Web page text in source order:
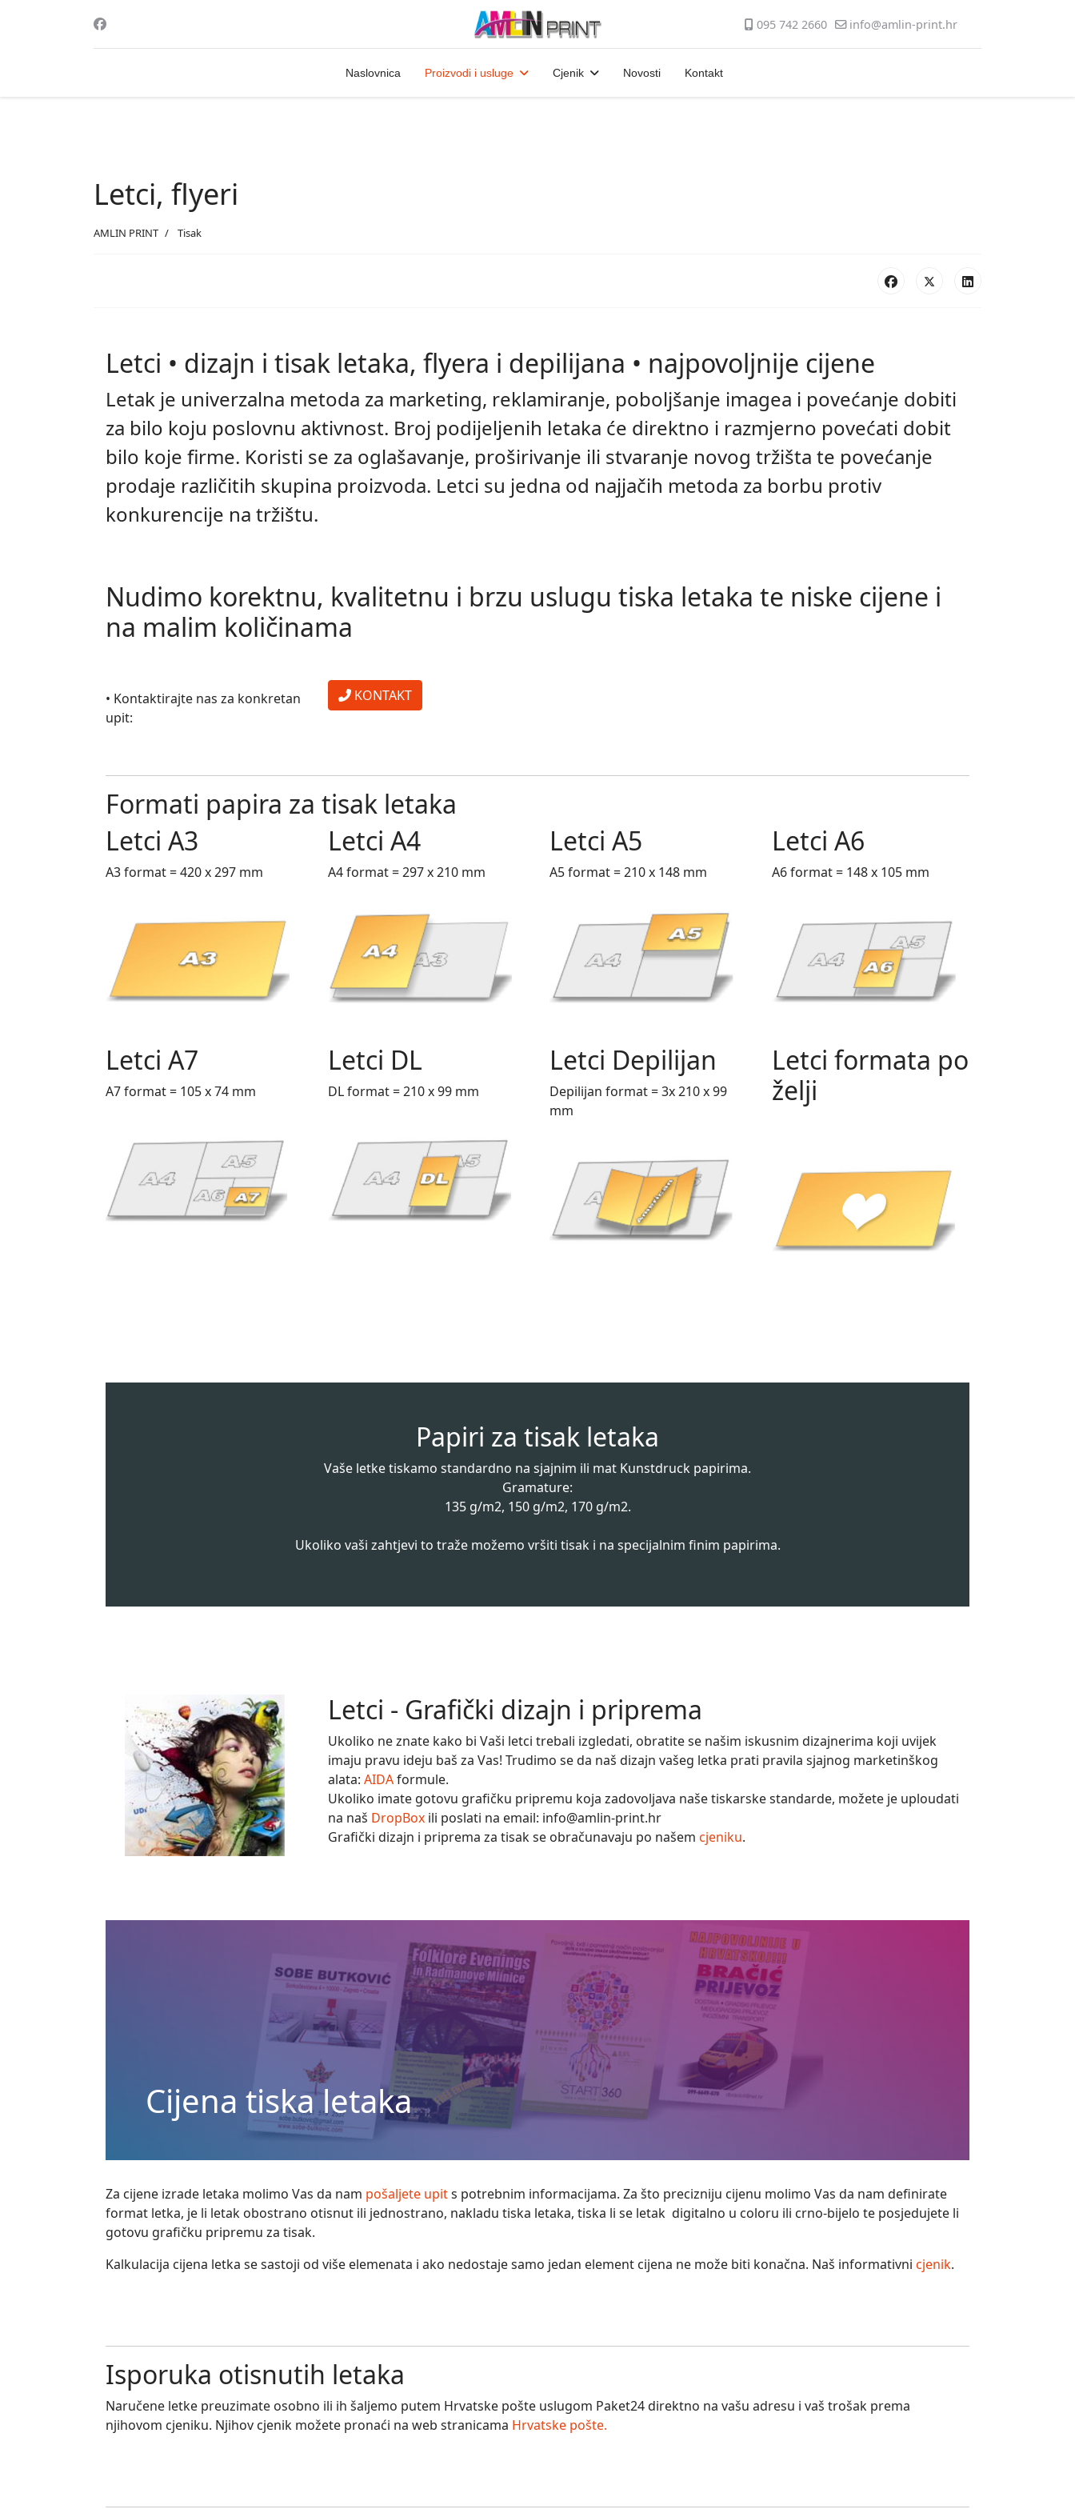
095 742 2660 info@amlin-print.hr
Naslovnica Proizvodi i usluge Cjenik Novosti Kontakt
Letci, flyeri
AMLIN PRINT Tisak
Letci • dizajn i tisak letaka, flyera i depilijana • najpovoljnije cijene
Letak je univerzalna metoda za marketing, reklamiranje, poboljšanje imagea i povećanje dobiti
za bilo koju poslovnu aktivnost. Broj podijeljenih letaka će direktno i razmjerno povećati dobit
bilo koje firme. Koristi se za oglašavanje, proširivanje ili stvaranje novog tržišta te povećanje
prodaje različitih skupina proizvoda. Letci su jedna od najjačih metoda za borbu protiv
konkurencije na tržištu.
Nudimo korektnu, kvalitetnu i brzu uslugu tiska letaka te niske cijene i
na malim količinama
• Kontaktirajte nas za konkretan
upit:
KONTAKT
Formati papira za tisak letaka
Letci A3
A3 format = 420 x 297 mm
Letci A4
A4 format = 297 x 210 mm
Letci A5
A5 format = 210 x 148 mm
Letci A6
A6 format = 148 x 105 mm
Letci A7
A7 format = 105 x 74 mm
Letci DL
DL format = 210 x 99 mm
Letci Depilijan
Depilijan format = 3x 210 x 99
mm
Letci formata po
želji
Papiri za tisak letaka
Vaše letke tiskamo standardno na sjajnim ili mat Kunstdruck papirima.
Gramature:
135 g/m2, 150 g/m2, 170 g/m2.
Ukoliko vaši zahtjevi to traže možemo vršiti tisak i na specijalnim finim papirima.
Letci - Grafički dizajn i priprema
Ukoliko ne znate kako bi Vaši letci trebali izgledati, obratite se našim iskusnim dizajnerima koji uvijek
imaju pravu ideju baš za Vas! Trudimo se da naš dizajn vašeg letka prati pravila sjajnog marketinškog
alata: AIDAformule.
Ukoliko imate gotovu grafičku pripremu koja zadovoljava naše tiskarske standarde, možete je uploudati
na naš DropBoxili poslati na email: info@amlin-print.hr
Grafički dizajn i priprema za tisak se obračunavaju po našem cjeniku.
Cijena tiska letaka
Za cijene izrade letaka molimo Vas da nam pošaljete upits potrebnim informacijama. Za što precizniju cijenu molimo Vas da nam definirate
format letka, je li letak obostrano otisnut ili jednostrano, nakladu tiska letaka, tiska li se letak digitalno u coloru ili crno-bijelo te posjedujete li
gotovu grafičku pripremu za tisak.
Kalkulacija cijena letka se sastoji od više elemenata i ako nedostaje samo jedan element cijena ne može biti konačna. Naš informativni cjenik.
Isporuka otisnutih letaka
Naručene letke preuzimate osobno ili ih šaljemo putem Hrvatske pošte uslugom Paket24 direktno na vašu adresu i vaš trošak prema
njihovom cjeniku. Njihov cjenik možete pronaći na web stranicama Hrvatske pošte.